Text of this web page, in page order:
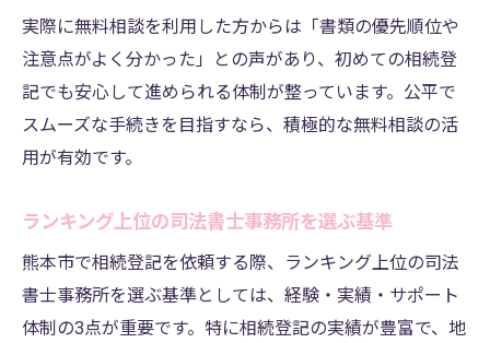
実際に無料相談を利用した方からは「書類の優先順位や
注意点がよく分かった」との声があり、初めての相続登
記でも安心して進められる体制が整っています。公平で
スムーズな手続きを目指すなら、積極的な無料相談の活
用が有効です。
ランキング上位の司法書士事務所を選ぶ基準
熊本市で相続登記を依頼する際、ランキング上位の司法
書士事務所を選ぶ基準としては、経験・実績・サポート
体制の3点が重要です。特に相続登記の実績が豊富で、地